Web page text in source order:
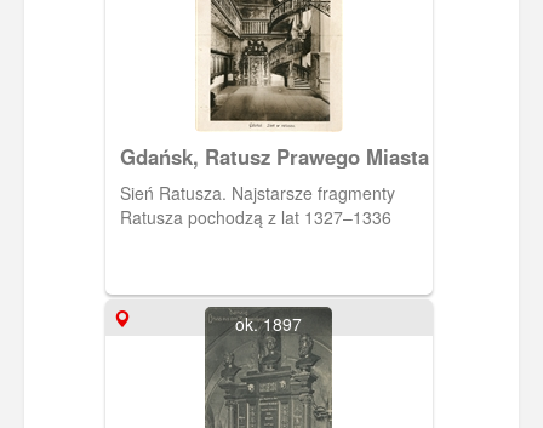
Gdańsk, Ratusz Prawego Miasta
Sień Ratusza. Najstarsze fragmenty
Ratusza pochodzą z lat 1327–1336
ok. 1897